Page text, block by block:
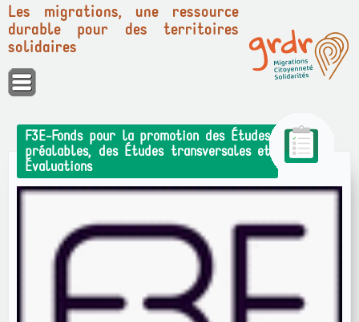
Panneau de gestion des cookies
Les migrations, une ressource
durable pour des territoires
solidaires
F3E-Fonds pour la promotion des Études
préalables, des Études transversales et
Évaluations